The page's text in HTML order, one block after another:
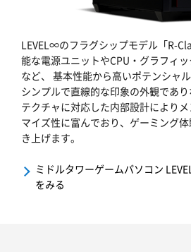
LEVEL∞のフラグシップモデル「R-
能な電源ユニットやCPU・グラフィ
など、 基本性能から高いポテンシャ
シンプルで直線的な印象の外観であ
テクチャに対応した内部設計により
マイズ性に富んでおり、ゲーミング
き上げます。
ミドルタワーゲームパソコン
をみる